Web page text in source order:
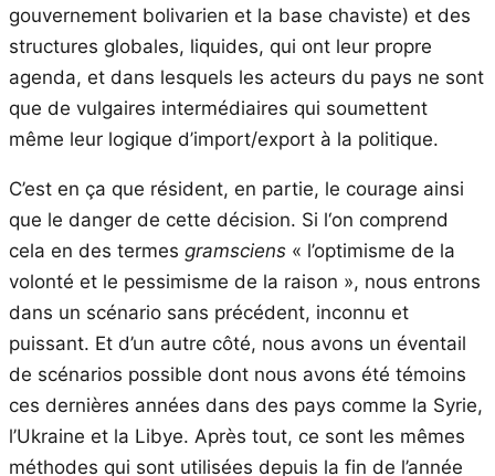
gouvernement bolivarien et la base chaviste) et des
structures globales, liquides, qui ont leur propre
agenda, et dans lesquels les acteurs du pays ne sont
que de vulgaires intermédiaires qui soumettent
même leur logique d’import/export à la politique.
C’est en ça que résident, en partie, le courage ainsi
que le danger de cette décision. Si l‘on comprend
cela en des termes gramsciens « l’optimisme de la
volonté et le pessimisme de la raison », nous entrons
dans un scénario sans précédent, inconnu et
puissant. Et d’un autre côté, nous avons un éventail
de scénarios possible dont nous avons été témoins
ces dernières années dans des pays comme la Syrie,
l’Ukraine et la Libye. Après tout, ce sont les mêmes
méthodes qui sont utilisées depuis la fin de l’année